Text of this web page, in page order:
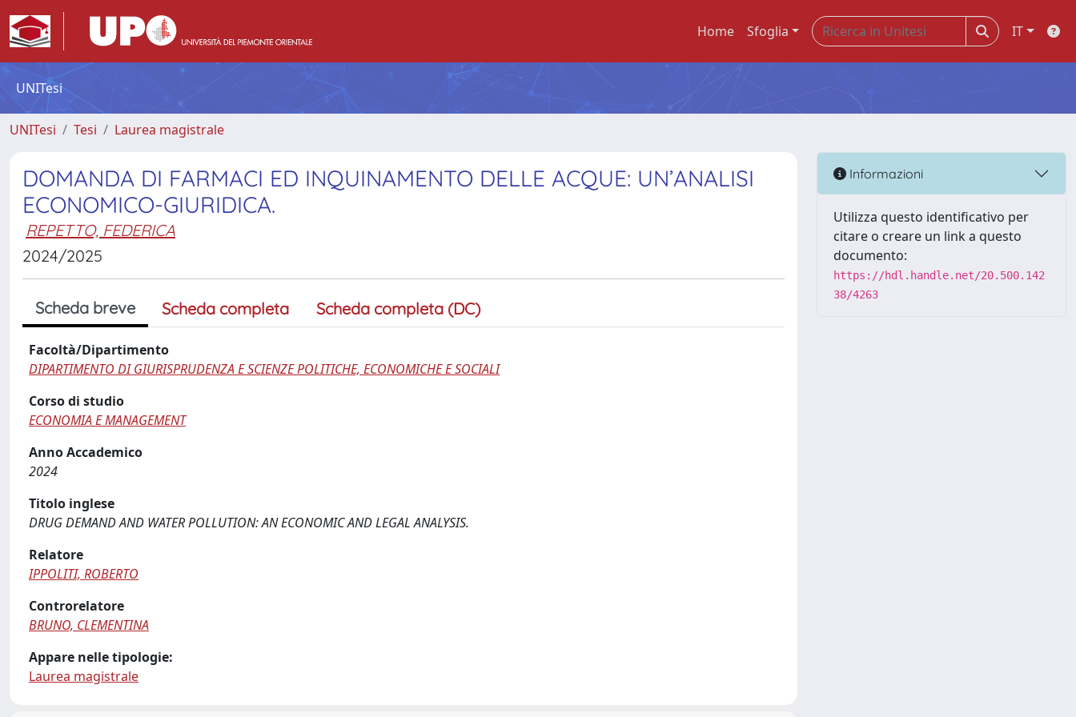
Home Sfoglia IT
UNITesi
UNITesi Tesi Laurea magistrale
DOMANDA DI FARMACI ED INQUINAMENTO DELLE ACQUE: UN’ANALISI
ECONOMICO-GIURIDICA.
REPETTO, FEDERICA
2024/2025
Scheda breve Scheda completa Scheda completa (DC)
Facoltà/Dipartimento
DIPARTIMENTO DI GIURISPRUDENZA E SCIENZE POLITICHE, ECONOMICHE E SOCIALI
Corso di studio
ECONOMIA E MANAGEMENT
Anno Accademico
2024
Titolo inglese
DRUG DEMAND AND WATER POLLUTION: AN ECONOMIC AND LEGAL ANALYSIS.
Relatore
IPPOLITI, ROBERTO
Controrelatore
BRUNO, CLEMENTINA
Appare nelle tipologie:
Laurea magistrale
Informazioni
Utilizza questo identificativo per
citare o creare un link a questo
documento:
https://hdl.handle.net/20.500.142
38/4263